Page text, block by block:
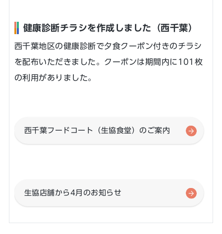
健康診断チラシを作成しました（西千葉）
西千葉地区の健康診断で夕食クーポン付きのチラシ
を配布いただきました。クーポンは期間内に101枚
の利用がありました。
西千葉フードコート（生協食堂）のご案内
生協店舗から4月のお知らせ